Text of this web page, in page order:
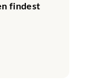
findest